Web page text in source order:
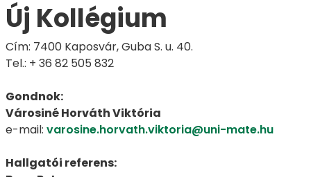
Új Kollégium
Cím: 7400 Kaposvár, Guba S. u. 40.
Tel.: + 36 82 505 832
Gondnok:
Városiné Horváth Viktória
e-mail: varosine.horvath.viktoria@uni-mate.hu
Hallgatói referens: